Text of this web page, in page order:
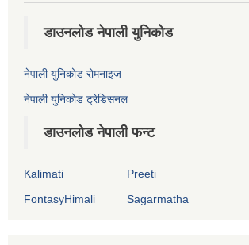
डाउनलोड नेपाली युनिकोड
नेपाली युनिकोड रोमनाइज
नेपाली युनिकोड ट्रेडिसनल
डाउनलोड नेपाली फन्ट
Kalimati
Preeti
FontasyHimali
Sagarmatha